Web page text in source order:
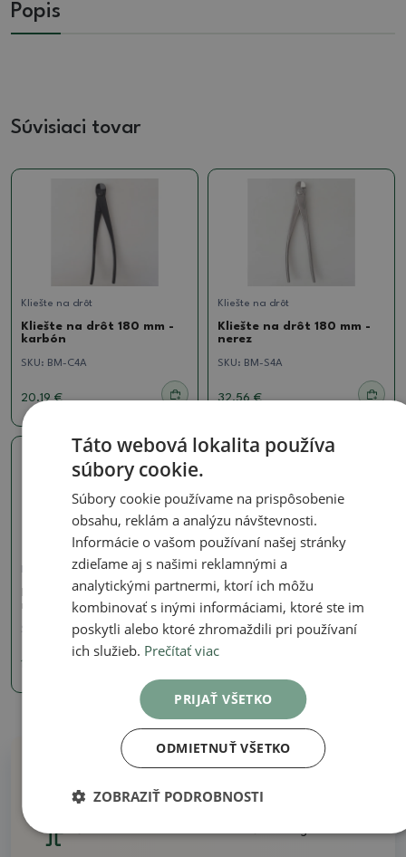
Popis
Súvisiaci tovar
Kliešte na drôt
Kliešte na drôt 180 mm -
karbón
SKU: BM-C4A
20.19 €
Kliešte na drôt
Kliešte na drôt 180 mm -
nerez
SKU: BM-S4A
32.56 €
Kliešte na drôt
Nožnice na drôt 120 mm -
nerez
BM-S10A
14.42 €
Táto webová lokalita používa
súbory cookie.
Súbory cookie používame na prispôsobenie
obsahu, reklám a analýzu návštevnosti.
Informácie o vašom používaní našej stránky
zdieľame aj s našimi reklamnými a
analytickými partnermi, ktorí ich môžu
kombinovať s inými informáciami, ktoré ste im
poskytli alebo ktoré zhromaždili pri používaní
ich služieb. Prečítať viac
PRIJAŤ VŠETKO
ODMIETNUŤ VŠETKO
ZOBRAZIŤ PODROBNOSTI